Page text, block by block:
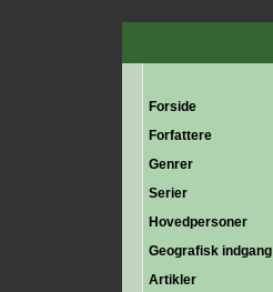
Forside
Forfattere
Genrer
Serier
Hovedpersoner
Geografisk indgang
Artikler